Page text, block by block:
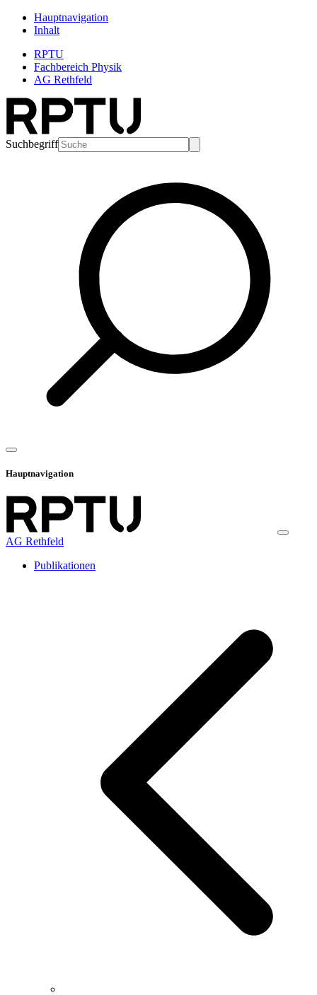
Hauptnavigation
Inhalt
RPTU
Fachbereich Physik
AG Rethfeld
Suchbegriff
Hauptnavigation
AG Rethfeld
Publikationen